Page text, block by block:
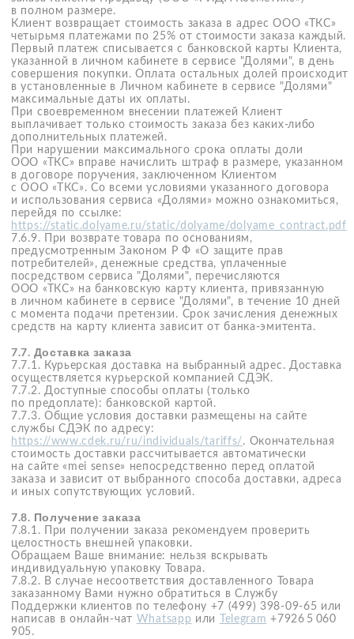
пишите подробно, просто и понятно; не оставляйте
комментарии на другие темы; выражайте свое мнение
уважительно; не указывайте в отзывах личную
информацию о себе и третьих лицах и т. д.
7.14.3. Направление клиентом отзыва в адрес «mei sense»
любым способом означает фактическое согласие клиента
на его дальнейшую публикацию и использование
в соответствии с настоящими правилами, а также полное
и безоговорочное согласие с настоящими правилами
в полном объеме.
7.14.4. Отзывы публикуются после их проверки
модератором. Модератор вправе по своему усмотрению
отклонить публикацию отзыва, удалить все или
некоторые фотографии из отзыва, если они
не соответствует требованиям Правил. Автор отзыва
не извещается о публикации или отклонении публикации
направленного им отзыва.
7.14.5. Клиент гарантирует наличие у него авторских
и иных прав на отзыв и все включенные в него результаты
интеллектуальной деятельности, разрешающих ему
размещать отзыв на сайтеwww.meisense.comи
осуществлять с ним все необходимые действия, а также,
в случаях установленных ст. 152.1 ГК РФ, наличие
разрешений от третьих лиц на публикацию
и использование их изображений, входящих в отзыв,
направленный Клиентом для публикации «mei sense».
7.14.6. Клиент соглашается с тем, что самостоятельно
несет все риски и полную ответственность
за соответствие отзыва требованиям законодательства
РФ, в том числе требованиям об охране изображений
гражданина и законодательства об авторских правах.
7.14.7. Оставляя отзывы на товары, клиент соглашается
с тем, что «mei sense» вправе публиковать отзывы
на сторонних ресурсах, а также предоставляет
возможность свободного копирования отзывов другими
пользователями сайта.
7.14.8. Направляя свой отзыв «mei sense» клиент
к нему фото и видеоматериалов, любым не запрещённым
законом способом на территории всего мира, в том
числе, без указания имени автора, то есть анонимно.
Указанная неисключительная лицензия предоставляется
клиентом «mei sense» безвозмездно на весь срок действия
исключительных прав на указанные объекты авторского
права.
7.14.9. Фотографии, прикрепляемые клиентом
к отзыву, должны иметь прямое отношение
к оцениваемому товару. Фотографии
ненадлежащего качества: нечёткие, размытые,
перевернутые, на которых плохо видно
оцениваемый товар, шокирующего характера
либо содержащие неприемлемые с точки зрения
морали и нравственности изображения, могут
по усмотрению «mei sense» и без уведомления
Клиента.
Также не допускается использование скриншотов,
за исключением случаев, когда скриншот имеет
существенную информационную ценность в отзыве.
7.14.10. Направление отзыва означает предоставление
клиентом гарантии того, что такой отзыв и его
публикация «mei sense» соответствует законодательству,
не нарушает прав и законных интересов третьих лиц,
не порочит честь, достоинство и деловую репутацию,
не нарушает каким-либо образом права на объекты
интеллектуальной собственности и права в отношении
нематериальных благ третьих лиц, свободен от каких-
либо обременений/прав третьих лиц, которые могли бы